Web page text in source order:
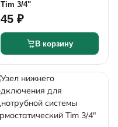
Tim 3/4"
45 ₽
В корзину